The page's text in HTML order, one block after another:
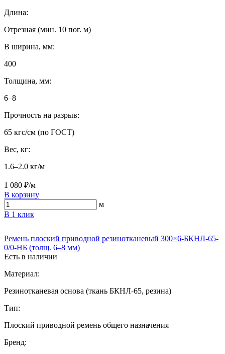
Длина:
Отрезная (мин. 10 пог. м)
B ширина, мм:
400
Толщина, мм:
6–8
Прочность на разрыв:
65 кгс/см (по ГОСТ)
Вес, кг:
1.6–2.0 кг/м
1 080 ₽/м
В корзину
м
В 1 клик
Ремень плоский приводной резинотканевый 300×6-БКНЛ-65-
0/0-НБ (толщ. 6–8 мм)
Есть в наличии
Материал:
Резинотканевая основа (ткань БКНЛ-65, резина)
Тип:
Плоский приводной ремень общего назначения
Бренд: